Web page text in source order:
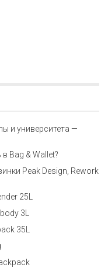
и университета —
Bag & Wallet?
Peak Design, Rework
25L
3L
35L